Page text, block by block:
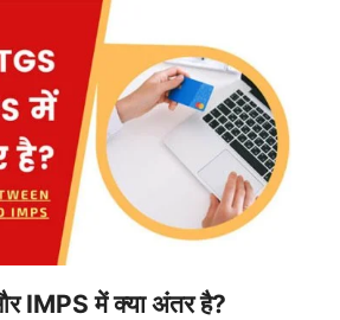
IMPS में क्या अंतर है?